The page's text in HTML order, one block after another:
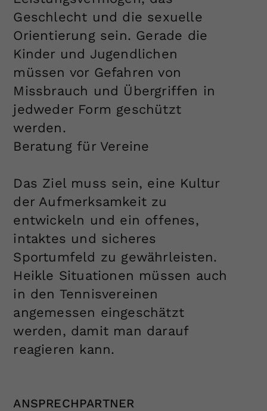
Geschlecht und die sexuelle
Orientierung sein. Gerade die
Kinder und Jugendlichen
müssen vor Gefahren von
Missbrauch und Übergriffen in
jedweder Form geschützt
werden.
Beratung für Vereine
Das Ziel muss sein, eine Kultur
der Aufmerksamkeit zu
entwickeln und ein offenes,
intaktes und sicheres
Sportumfeld zu gewährleisten.
Heikle Situationen müssen auch
in den Tennisvereinen
angemessen eingeschätzt
werden, damit man darauf
reagieren kann.
ANSPRECHPARTNER
Zweck
Dieser Wert speichert Ihre Consent-
zufällig generierte ID, für die
historische Speicherung Ihrer
vorgenommen Einstellungen, falls der
Webseiten-Betreiber dies eingestellt
hat.